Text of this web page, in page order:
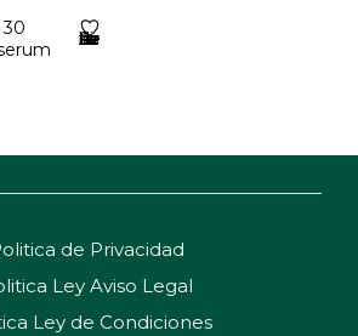
Añadir a la lista de deseos
de Privacidad
Ley Aviso Legal
Ley de Condiciones